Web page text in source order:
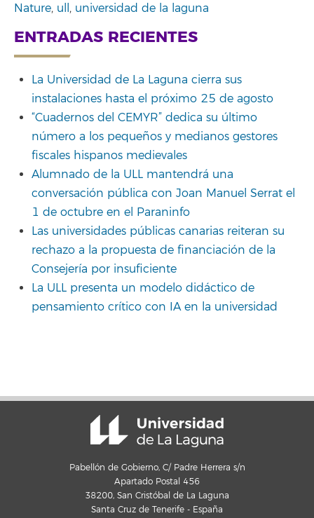
Nature, ull , universidad de la laguna
ENTRADAS RECIENTES
La Universidad de La Laguna cierra sus
instalaciones hasta el próximo 25 de agosto
“Cuadernos del CEMYR” dedica su último
número a los pequeños y medianos gestores
fiscales hispanos medievales
Alumnado de la ULL mantendrá una
conversación pública con Joan Manuel Serrat el
1 de octubre en el Paraninfo
Las universidades públicas canarias reiteran su
rechazo a la propuesta de financiación de la
Consejería por insuficiente
La ULL presenta un modelo didáctico de
pensamiento crítico con IA en la universidad
Pabellón de Gobierno, C/ Padre Herrera s/n
Apartado Postal 456
38200, San Cristóbal de La Laguna
Santa Cruz de Tenerife - España